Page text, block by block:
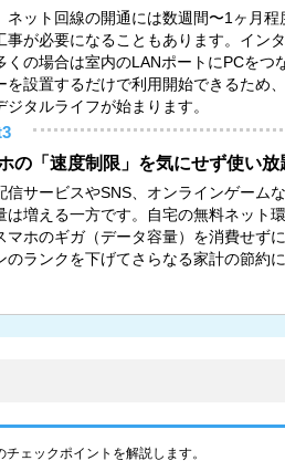
ネット回線の開通には数週間〜1ヶ月
事が必要になることもあります。イン
くの場合は室内のLANポートにPCをつ
を設置するだけで利用開始できるため
ジタルライフが始まります。
の「速度制限」を気にせず使い放
信サービスやSNS、オンラインゲーム
は増える一方です。自宅の無料ネット
マホのギガ（データ容量）を消費せず
のランクを下げてさらなる家計の節約
ェックポイントを解説します。